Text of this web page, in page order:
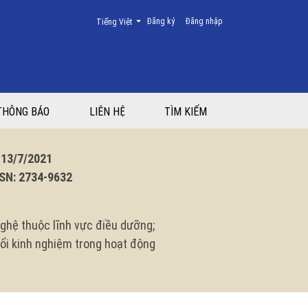
Đăng ký Đăng nhập
Thay đổi ngôn ngữ. Ngôn ngữ hiện tại là:
Tiếng Việt
BÁO LIÊN HỆ TÌM KIẾM
7/2021
2734-9632
thuộc lĩnh vực điều dưỡng;
kinh nghiệm trong hoạt động